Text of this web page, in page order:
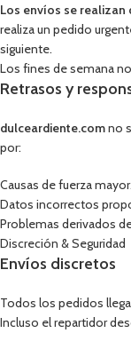
Los envíos se realizan
realiza un pedido
siguiente.
Los fines de semana
Retrasos y
dulceardiente.comno
por:
Causas de fuerza mayor.
Datos incorrectos
Problemas derivados
Discreción & Seguridad
Envíos discretos
Todos los pedidos
Incluso el repartidor